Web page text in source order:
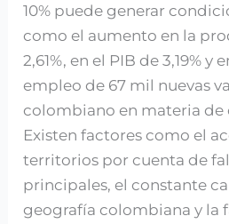
10% puede generar
como el aumento en la
2,61%, en el PIB de 3,19% y
empleo de 67 mil nuevas
colombiano en materia de
Existen factores como el
territorios por cuenta de
principales, el constante
geografía colombiana y la